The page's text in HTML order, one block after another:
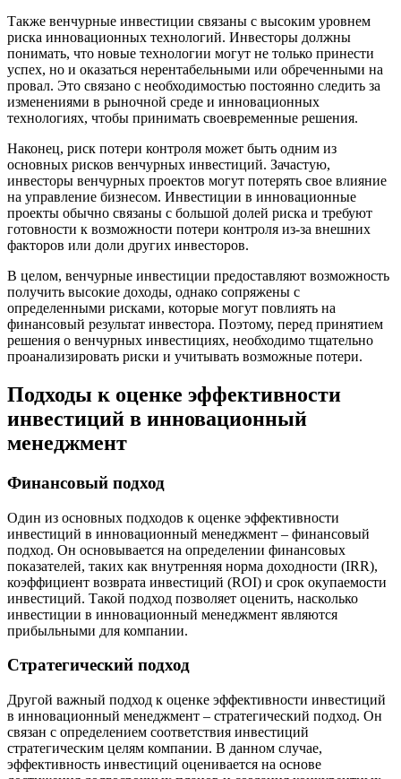
Также венчурные инвестиции связаны с высоким уровнем
риска инновационных технологий. Инвесторы должны
понимать, что новые технологии могут не только принести
успех, но и оказаться нерентабельными или обреченными на
провал. Это связано с необходимостью постоянно следить за
изменениями в рыночной среде и инновационных
технологиях, чтобы принимать своевременные решения.
Наконец, риск потери контроля может быть одним из
основных рисков венчурных инвестиций. Зачастую,
инвесторы венчурных проектов могут потерять свое влияние
на управление бизнесом. Инвестиции в инновационные
проекты обычно связаны с большой долей риска и требуют
готовности к возможности потери контроля из-за внешних
факторов или доли других инвесторов.
В целом, венчурные инвестиции предоставляют возможность
получить высокие доходы, однако сопряжены с
определенными рисками, которые могут повлиять на
финансовый результат инвестора. Поэтому, перед принятием
решения о венчурных инвестициях, необходимо тщательно
проанализировать риски и учитывать возможные потери.
Подходы к оценке эффективности
инвестиций в инновационный
менеджмент
Финансовый подход
Один из основных подходов к оценке эффективности
инвестиций в инновационный менеджмент – финансовый
подход. Он основывается на определении финансовых
показателей, таких как внутренняя норма доходности (IRR),
коэффициент возврата инвестиций (ROI) и срок окупаемости
инвестиций. Такой подход позволяет оценить, насколько
инвестиции в инновационный менеджмент являются
прибыльными для компании.
Стратегический подход
Другой важный подход к оценке эффективности инвестиций
в инновационный менеджмент – стратегический подход. Он
связан с определением соответствия инвестиций
стратегическим целям компании. В данном случае,
эффективность инвестиций оценивается на основе